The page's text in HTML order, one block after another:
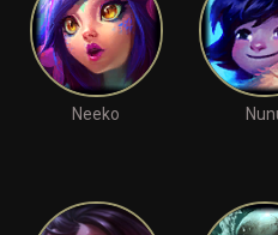
Neeko